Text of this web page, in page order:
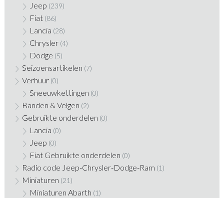
Jeep (239)
Fiat (86)
Lancia (28)
Chrysler (4)
Dodge (5)
Seizoensartikelen (7)
Verhuur (0)
Sneeuwkettingen (0)
Banden & Velgen (2)
Gebruikte onderdelen (0)
Lancia (0)
Jeep (0)
Fiat Gebruikte onderdelen (0)
Radio code Jeep-Chrysler-Dodge-Ram (1)
Miniaturen (21)
Miniaturen Abarth (1)